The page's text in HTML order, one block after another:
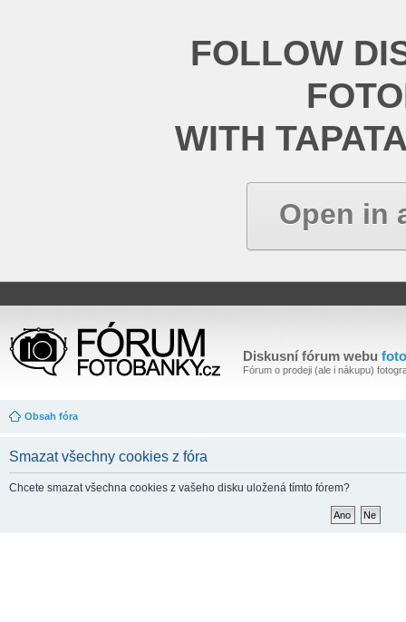
FOLLOW
WITH
Open in
Diskusní fórum webu
Fórum o prodeji (ale i nákupu)
Obsah fóra
Smazat všechny cookies z fóra
Chcete smazat všechna cookies z vašeho disku uložená tímto fórem?